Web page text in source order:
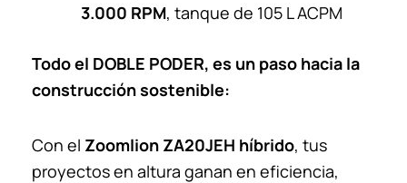
3.000 RPM, tanque de 105 L ACPM
Todo el DOBLE PODER, es un paso hacia la
construcción sostenible:
Con el Zoomlion ZA20JEH híbrido, tus
proyectos en altura ganan en eficiencia,